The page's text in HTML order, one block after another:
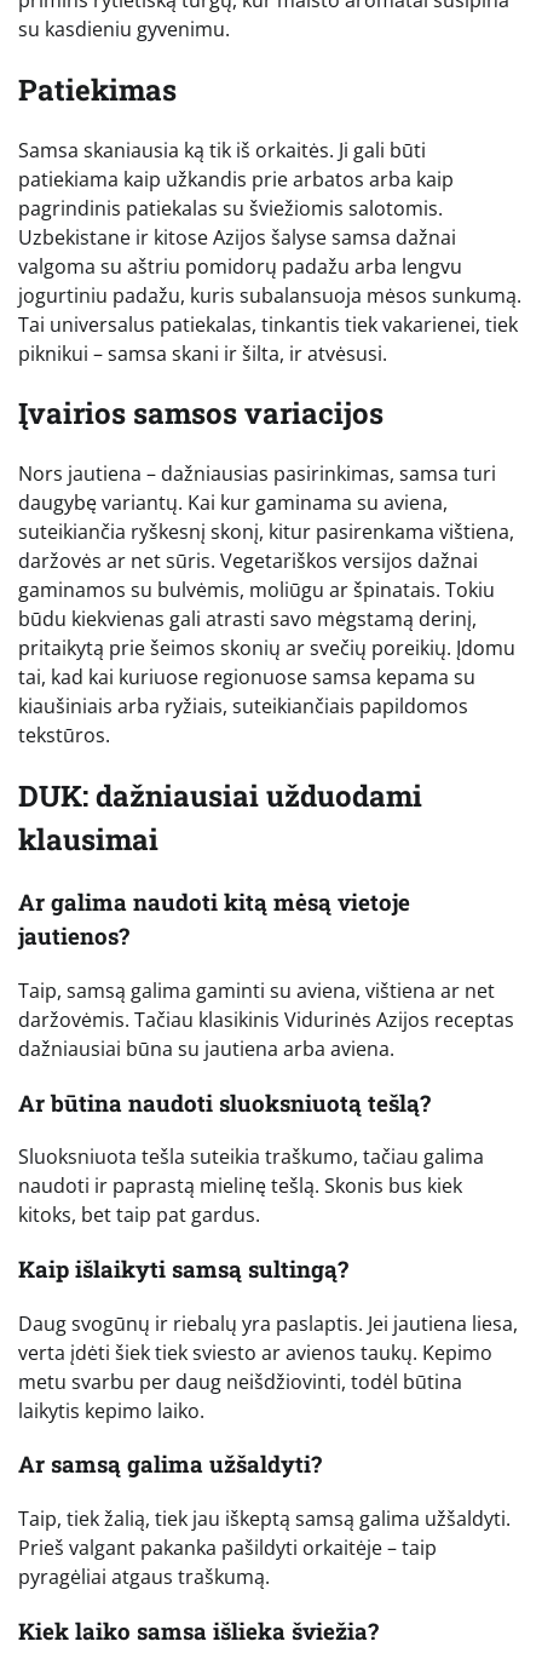
su kasdieniu gyvenimu.
Patiekimas
Samsa skaniausia ką tik iš orkaitės. Ji gali būti
patiekiama kaip užkandis prie arbatos arba kaip
pagrindinis patiekalas su šviežiomis salotomis.
Uzbekistane ir kitose Azijos šalyse samsa dažnai
valgoma su aštriu pomidorų padažu arba lengvu
jogurtiniu padažu, kuris subalansuoja mėsos sunkumą.
Tai universalus patiekalas, tinkantis tiek vakarienei, tiek
piknikui – samsa skani ir šilta, ir atvėsusi.
Įvairios samsos variacijos
Nors jautiena – dažniausias pasirinkimas, samsa turi
daugybę variantų. Kai kur gaminama su aviena,
suteikiančia ryškesnį skonį, kitur pasirenkama vištiena,
daržovės ar net sūris. Vegetariškos versijos dažnai
gaminamos su bulvėmis, moliūgu ar špinatais. Tokiu
būdu kiekvienas gali atrasti savo mėgstamą derinį,
pritaikytą prie šeimos skonių ar svečių poreikių. Įdomu
tai, kad kai kuriuose regionuose samsa kepama su
kiaušiniais arba ryžiais, suteikiančiais papildomos
tekstūros.
DUK: dažniausiai užduodami
klausimai
Ar galima naudoti kitą mėsą vietoje
jautienos?
Taip, samsą galima gaminti su aviena, vištiena ar net
daržovėmis. Tačiau klasikinis Vidurinės Azijos receptas
dažniausiai būna su jautiena arba aviena.
Ar būtina naudoti sluoksniuotą tešlą?
Sluoksniuota tešla suteikia traškumo, tačiau galima
naudoti ir paprastą mielinę tešlą. Skonis bus kiek
kitoks, bet taip pat gardus.
Kaip išlaikyti samsą sultingą?
Daug svogūnų ir riebalų yra paslaptis. Jei jautiena liesa,
verta įdėti šiek tiek sviesto ar avienos taukų. Kepimo
metu svarbu per daug neišdžiovinti, todėl būtina
laikytis kepimo laiko.
Ar samsą galima užšaldyti?
Taip, tiek žalią, tiek jau iškeptą samsą galima užšaldyti.
Prieš valgant pakanka pašildyti orkaitėje – taip
pyragėliai atgaus traškumą.
Kiek laiko samsa išlieka šviežia?